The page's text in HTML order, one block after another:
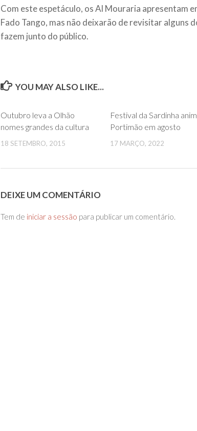
Com este espetáculo, os Al Mouraria apresentam
Fado Tango, mas não deixarão de revisitar alguns
fazem junto do público.
YOU MAY ALSO LIKE...
Outubro leva a Olhão
nomes grandes da cultura
18 SETEMBRO, 2015
Festival da Sardinha
Portimão em agosto
17 MARÇO, 2022
DEIXE UM COMENTÁRIO
Tem de iniciar a sessão para publicar um comentário.